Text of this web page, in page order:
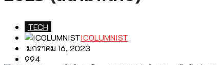
TECH
ICOLUMNIST
มกราคม 16, 2023
994